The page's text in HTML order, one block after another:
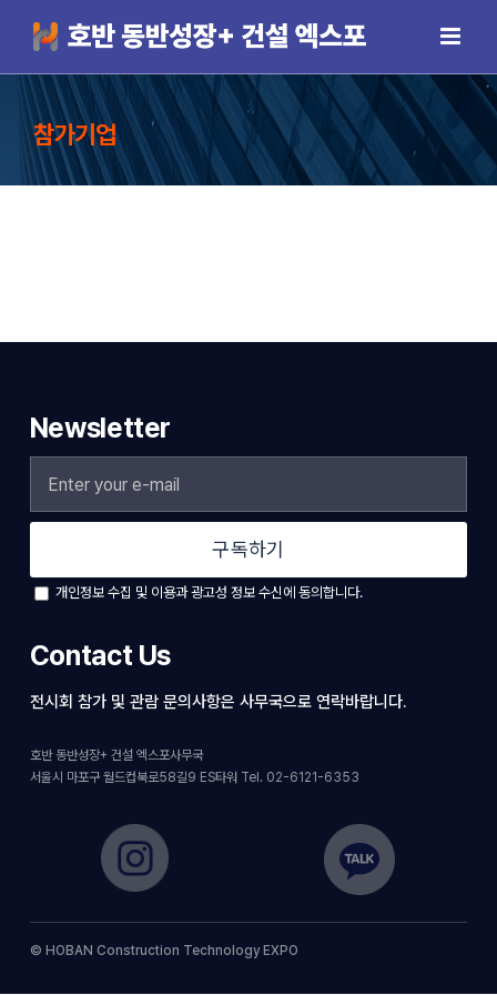
content
참가기업
Newsletter
구독하기
개인정보 수집 및 이용과 광고성 정보 수신에 동의합니다.
Contact Us
전시회 참가 및 관람 문의사항은 사무국으로 연락바랍니다.
호반 동반성장+ 건설 엑스포사무국
서울시 마포구 월드컵북로58길9 ES타워 Tel. 02-6121-6353
© HOBAN Construction Technology EXPO